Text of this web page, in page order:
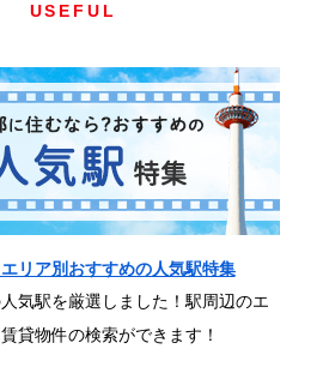
USEFUL
リア別おすすめの人気駅特集
気駅を厳選しました！駅周辺のエ
貸物件の検索ができます！